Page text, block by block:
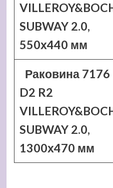
SUBWAY 2.0,
550х440 мм
Раковина 7176
D2 R2
SUBWAY 2.0,
1300х470 мм